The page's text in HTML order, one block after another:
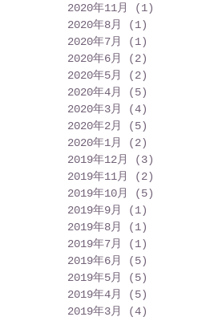
2020年11月
(1)
2020年8月
(1)
2020年7月
(1)
2020年6月
(2)
2020年5月
(2)
2020年4月
(5)
2020年3月
(4)
2020年2月
(5)
2020年1月
(2)
2019年12月
(3)
2019年11月
(2)
2019年10月
(5)
2019年9月
(1)
2019年8月
(1)
2019年7月
(1)
2019年6月
(5)
2019年5月
(5)
2019年4月
(5)
2019年3月
(4)